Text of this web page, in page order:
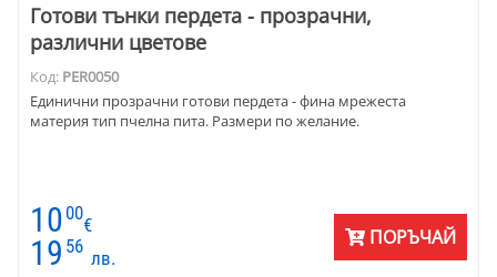
Готови тънки пердета - прозрачни,
различни цветове
Код: PER0050
Единични прозрачни готови пердета - фина мрежеста
материя тип пчелна пита. Размери по желание.
10 00
€
19 56
лв.
ПОРЪЧАЙ